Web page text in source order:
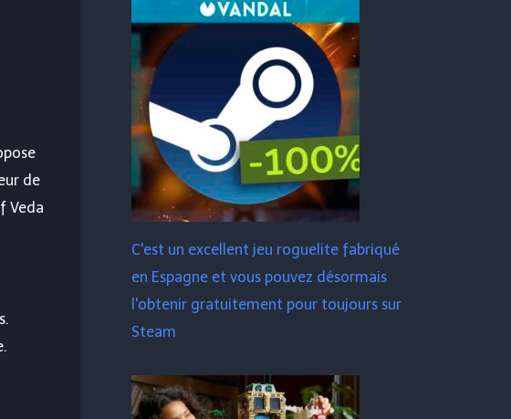
de
Veda
C'est un excellent jeu roguelite fabriqué
en Espagne et vous pouvez désormais
l'obtenir gratuitement pour toujours sur
Steam